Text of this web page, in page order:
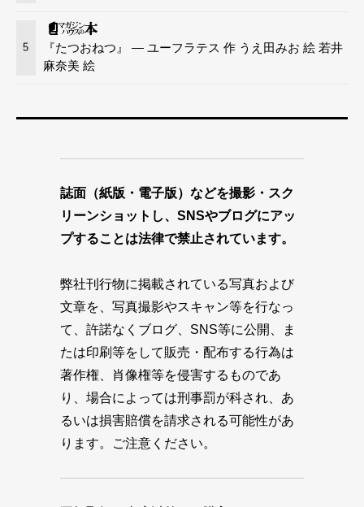
5
『たつおねつ』 — ユーフラテス 作 うえ田みお 絵 若井
麻奈美 絵
誌面（紙版・電子版）などを撮影・スク
リーンショットし、SNSやブログにアッ
プすることは法律で禁止されています。
弊社刊行物に掲載されている写真および
文章を、写真撮影やスキャン等を行なっ
て、許諾なくブログ、SNS等に公開、ま
たは印刷等をして販売・配布する行為は
著作権、肖像権等を侵害するものであ
り、場合によっては刑事罰が科され、あ
るいは損害賠償を請求される可能性があ
ります。ご注意ください。